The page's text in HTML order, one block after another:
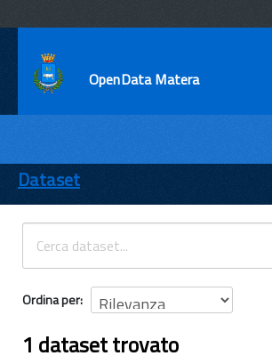
OpenData Matera
ENTI
TEMI
INFORMAZIONI
Dataset
Ordina per
1 dataset trovato